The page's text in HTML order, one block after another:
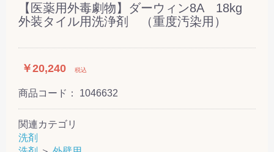
【医薬用外毒劇物】ダーウィン8A 18kg
外装タイル用洗浄剤 （重度汚染用）
￥20,240 税込
商品コード： 1046632
関連カテゴリ
洗剤